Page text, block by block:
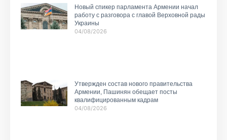
Новый спикер парламента Армении начал
работу с разговора с главой Верховной рады
Украины
04/08/2026
Утвержден состав нового правительства
Армении, Пашинян обещает посты
квалифицированным кадрам
04/08/2026